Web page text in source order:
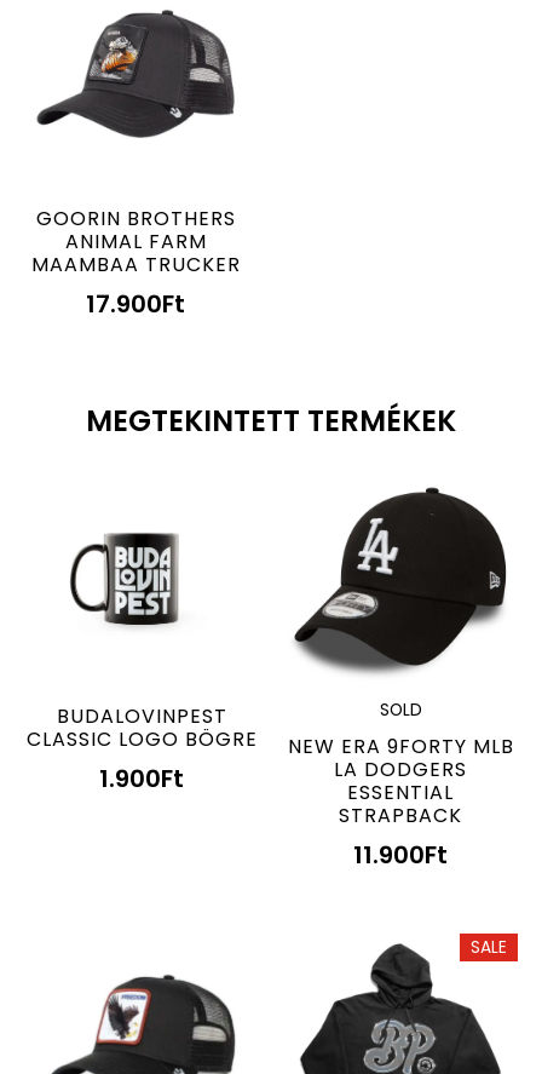
GOORIN BROTHERS
ANIMAL FARM
MAAMBAA TRUCKER
17.900Ft
MEGTEKINTETT TERMÉKEK
BUDALOVINPEST
CLASSIC LOGO BÖGRE
1.900Ft
SOLD
NEW ERA 9FORTY MLB
LA DODGERS
ESSENTIAL
STRAPBACK
11.900Ft
SALE